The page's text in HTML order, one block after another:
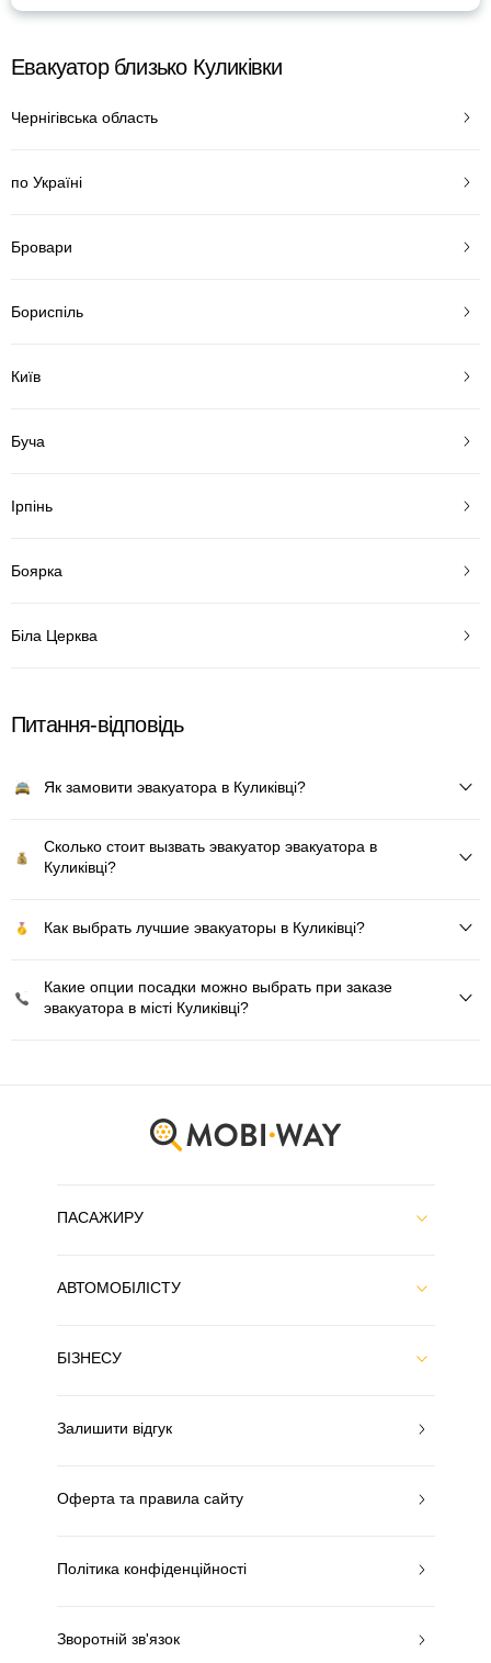
Евакуатор близько Куликівки
Чернігівська область
по Україні
Бровари
Бориспіль
Київ
Буча
Ірпінь
Боярка
Біла Церква
Питання-відповідь
Як замовити эвакуатора в Куликівці?
Сколько стоит вызвать эвакуатор эвакуатора в
Куликівці?
Как выбрать лучшие эвакуаторы в Куликівці?
Какие опции посадки можно выбрать при заказе
эвакуатора в місті Куликівці?
ПАСАЖИРУ
АВТОМОБІЛІСТУ
БІЗНЕСУ
Залишити відгук
Оферта та правила сайту
Політика конфіденційності
Зворотній зв'язок